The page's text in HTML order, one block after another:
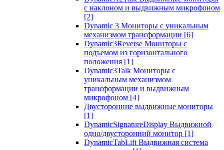
с наклоном и выдвижным микрофоном
[2]
Dynamic 3 Мониторы с уникальным
механизмом трансформации [6]
Dynamic3Reverse Мониторы с
подъемом из горизонтального
положения [1]
Dynamic3Talk Мониторы с
уникальным механизмом
трансформации и выдвижным
микрофоном [4]
Двусторонние выдвижные мониторы
[1]
DynamicSignatureDisplay Выдвижной
одно/двусторонний монитор [1]
DynamicTabLift Выдвижная система